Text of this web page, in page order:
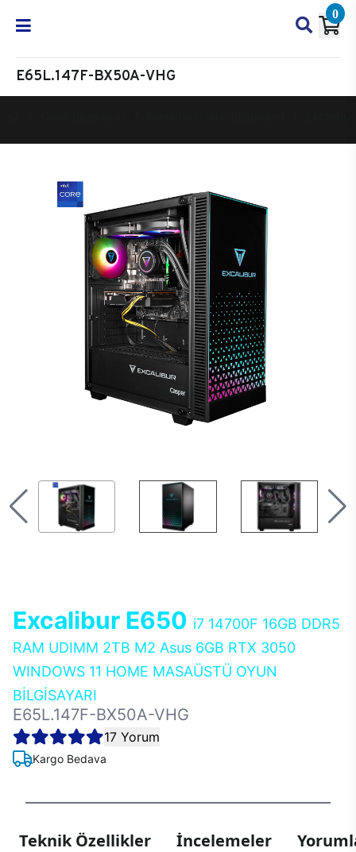
0
E65L.147F-BX50A-VHG
Excalibur E650 i7 14700F 16GB DDR5
RAM UDIMM 2TB M2 Asus 6GB RTX 3050
WINDOWS 11 HOME MASAÜSTÜ OYUN
BİLGİSAYARI
E65L.147F-BX50A-VHG
17 Yorum
Kargo Bedava
Teknik Özellikler İncelemeler